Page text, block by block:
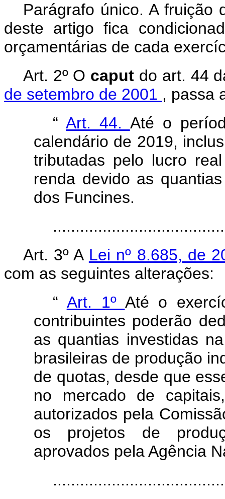
Parágrafo único. A
deste artigo fica
orçamentárias de cada
Art. 2º O caput do art. 44
de setembro de 2001 , passa
“Art. 44. Até o
calendário de 2019,
tributadas pelo lucro
renda devido as
dos Funcines.
Art. 3º A Lei nº 8.685, de
com as seguintes alterações:
“ Art. 1º Até o
contribuintes poderão
as quantias investidas
brasileiras de produção
de quotas, desde que
no mercado de
autorizados pela
os projetos de
aprovados pela Agência